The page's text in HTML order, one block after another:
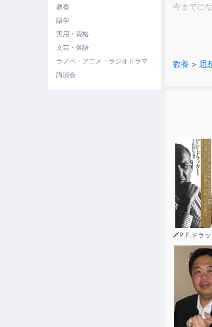
教養
語学
実用・資格
文芸・落語
ラノベ・アニメ・ラジオドラマ
講演会
今までに
彼の功績
直接交友
「大拙爺
◯目次
第一章 自
第二章
第三章
第四章 苦
第五章 禅
◯編者・
この本は
どの言葉
いろいろ
並び替え
研究者だ
そもそも
教養 > 思
P.F.ドラ